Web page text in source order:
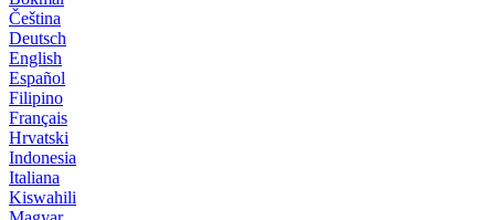
Čeština
Deutsch
English
Español
Filipino
Français
Hrvatski
Indonesia
Italiana
Kiswahili